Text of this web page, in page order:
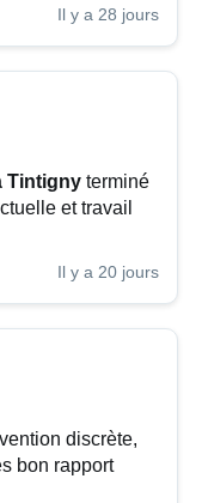
Il y a 28 jours
Tintigny terminé
et travail
Il y a 20 jours
discrète,
bon rapport